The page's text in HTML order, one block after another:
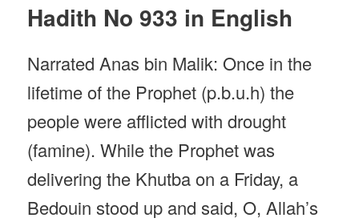
Hadith No 933 in English
Narrated Anas bin Malik: Once in the
lifetime of the Prophet (p.b.u.h) the
people were afflicted with drought
(famine). While the Prophet was
delivering the Khutba on a Friday, a
Bedouin stood up and said, O, Allah’s